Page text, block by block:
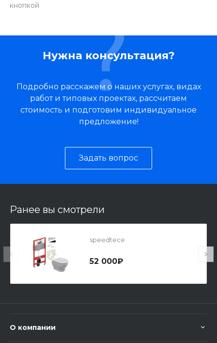
кнопкой
Нужна консультация?
Подробно расскажем о наших услугах, видах
работ и типовых проектах, рассчитаем
стоимость и подготовим индивидуальное
предложение!
Задать вопрос
Ранее вы смотрели
speedtece
52 000₽
О компании